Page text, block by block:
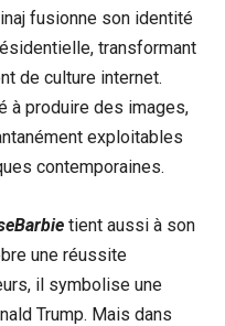
fusionne son identité
transformant
de culture internet.
à produire des images,
exploitables
contemporaines.
tient aussi à son
une réussite
il symbolise une
Trump. Mais dans